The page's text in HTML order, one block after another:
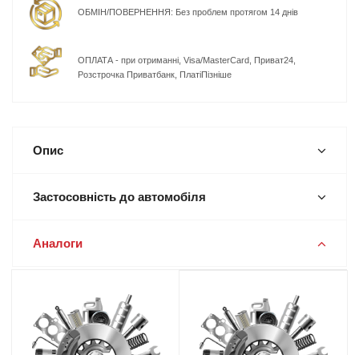
ОБМІН/ПОВЕРНЕННЯ: Без проблем протягом 14 днів
ОПЛАТА - при отриманні, Visa/MasterCard, Приват24,
Розстрочка Приватбанк, ПлатіПізніше
Опис
Застосовність до автомобіля
Аналоги